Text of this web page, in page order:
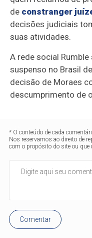
de constranger
decisões judiciais
suas atividades.
A rede social
suspenso no Brasil
decisão de Moraes
descumprimento de
* O conteúdo de cada
Nos reservamos ao direito de
com o propósito do site ou
Comentar